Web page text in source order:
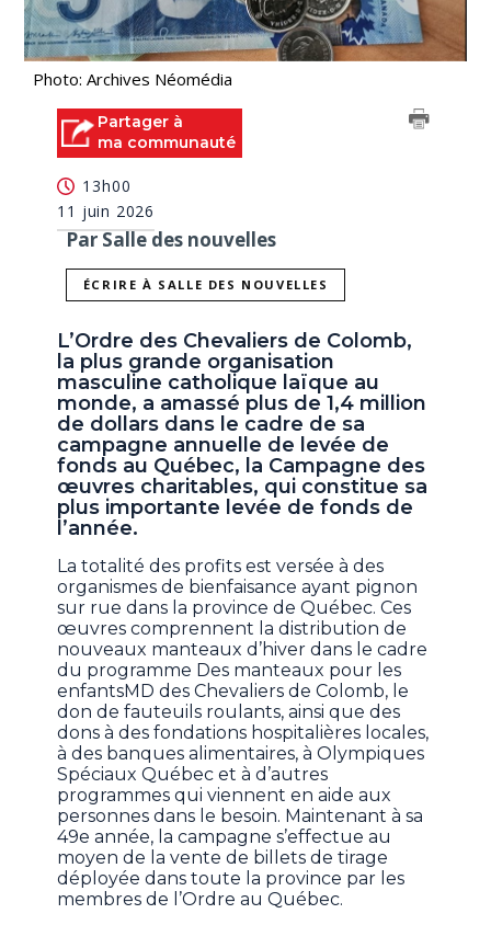
Photo: Archives Néomédia
Partager à
ma communauté
13h00
11 juin 2026
Par Salle des nouvelles
ÉCRIRE À SALLE DES NOUVELLES
L’Ordre des Chevaliers de Colomb,
la plus grande organisation
masculine catholique laïque au
monde, a amassé plus de 1,4 million
de dollars dans le cadre de sa
campagne annuelle de levée de
fonds au Québec, la Campagne des
œuvres charitables, qui constitue sa
plus importante levée de fonds de
l’année.
La totalité des profits est versée à des
organismes de bienfaisance ayant pignon
sur rue dans la province de Québec. Ces
œuvres comprennent la distribution de
nouveaux manteaux d’hiver dans le cadre
du programme Des manteaux pour les
enfantsMD des Chevaliers de Colomb, le
don de fauteuils roulants, ainsi que des
dons à des fondations hospitalières locales,
à des banques alimentaires, à Olympiques
Spéciaux Québec et à d’autres
programmes qui viennent en aide aux
personnes dans le besoin. Maintenant à sa
49e année, la campagne s’effectue au
moyen de la vente de billets de tirage
déployée dans toute la province par les
membres de l’Ordre au Québec.